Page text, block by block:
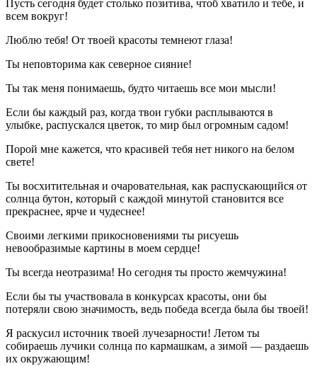
Пусть сегодня будет столько позитива, чтоб хватило и тебе, и
всем вокруг!
Люблю тебя! От твоей красоты темнеют глаза!
Ты неповторима как северное сияние!
Ты так меня понимаешь, будто читаешь все мои мысли!
Если бы каждый раз, когда твои губки расплываются в
улыбке, распускался цветок, то мир был огромным садом!
Порой мне кажется, что красивей тебя нет никого на белом
свете!
Ты восхитительная и очаровательная, как распускающийся от
солнца бутон, который с каждой минутой становится все
прекраснее, ярче и чудеснее!
Своими легкими прикосновениями ты рисуешь
невообразимые картины в моем сердце!
Ты всегда неотразима! Но сегодня ты просто жемчужина!
Если бы ты участвовала в конкурсах красоты, они бы
потеряли свою значимость, ведь победа всегда была бы твоей!
Я раскусил источник твоей лучезарности! Летом ты
собираешь лучики солнца по кармашкам, а зимой — раздаешь
их окружающим!